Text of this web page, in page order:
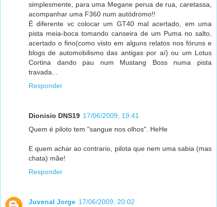
simplesmente, para uma Megane perua de rua, caretassa,
acompanhar uma F360 num autódromo!!
É diferente vc colocar um GT40 mal acertado, em uma
pista meia-boca tomando canseira de um Puma no salto,
acertado o fino(como visto em alguns relatos nos fóruns e
blogs de automobilismo das antigas por aí) ou um Lotus
Cortina dando pau num Mustang Boss numa pista
travada...
Responder
Dionisio DNS19 17/06/2009, 19:41
Quem é piloto tem "sangue nos olhos". HeHe
E quem achar ao contrario, pilota que nem uma sabia (mas
chata) mãe!
Responder
Juvenal Jorge 17/06/2009, 20:02